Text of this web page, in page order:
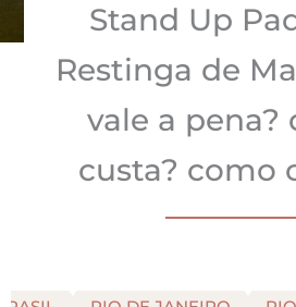
Stand Up
Restinga de
vale a pena?
custa? como